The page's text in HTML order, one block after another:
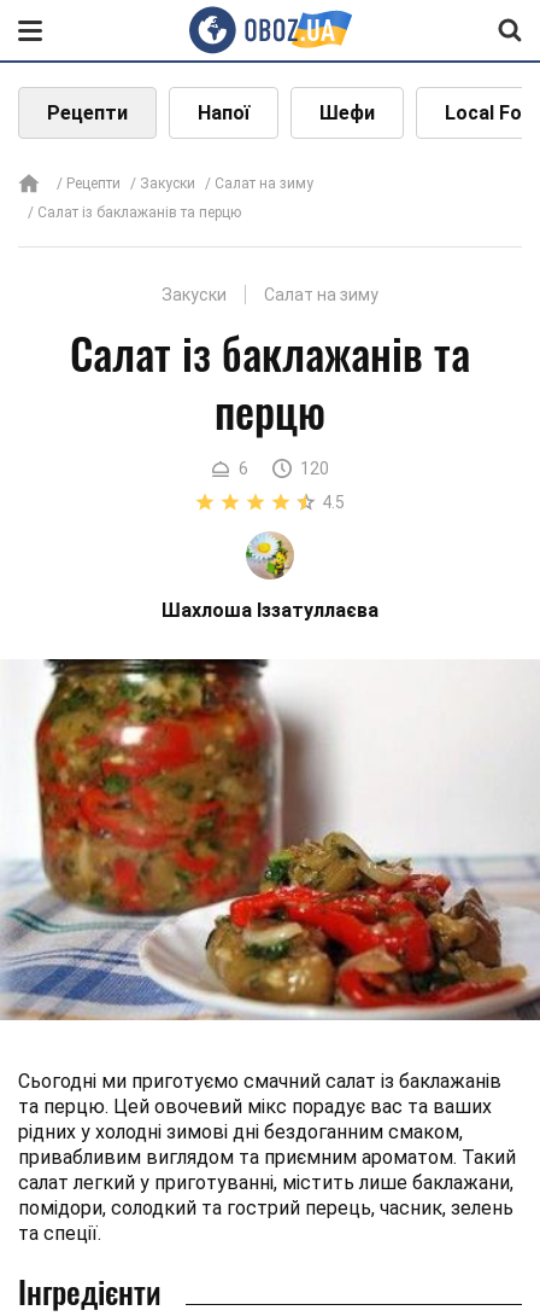
Рецепти Напої Шефи Local
Рецепти Закуски
Салат на зиму
Салат із баклажанів та перцю
Закуски Салат на зиму
Салат із баклажанів та
перцю
6
120
4.5
Шахлоша Іззатуллаєва
Сьогодні ми приготуємо смачний салат із баклажанів
та перцю. Цей овочевий мікс порадує вас та ваших
рідних у холодні зимові дні бездоганним смаком,
привабливим виглядом та приємним ароматом. Такий
салат легкий у приготуванні, містить лише баклажани,
помідори, солодкий та гострий перець, часник, зелень
та спеції.
Інгредієнти